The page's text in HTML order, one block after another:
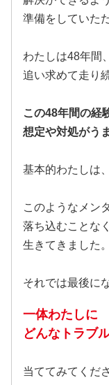
準備をしていた
わたしは48年間
追い求めて走り
この48年間の経
想定や対処がう
基本的わたしは
このようなメン
落ち込むことな
生きてきました。
それでは最後に
一体わたしに
どんなトラブ
当ててみてくだ